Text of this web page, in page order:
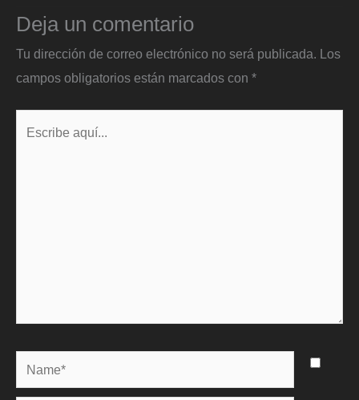
Deja un comentario
Tu dirección de correo electrónico no será publicada.
Los
campos obligatorios están marcados con *
Name*